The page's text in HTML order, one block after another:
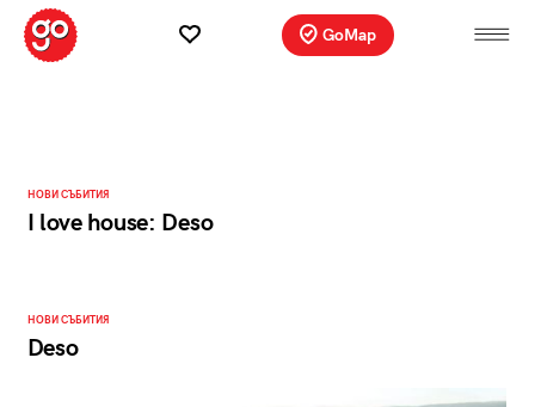
GoMap
НОВИ СЪБИТИЯ
I love house: Deso
НОВИ СЪБИТИЯ
Deso